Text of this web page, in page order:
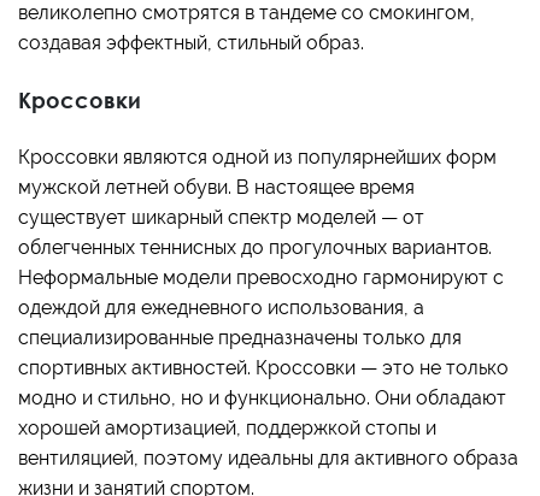
великолепно смотрятся в тандеме со смокингом,
создавая эффектный, стильный образ.
Кроссовки
Кроссовки являются одной из популярнейших форм
мужской летней обуви. В настоящее время
существует шикарный спектр моделей — от
облегченных теннисных до прогулочных вариантов.
Неформальные модели превосходно гармонируют с
одеждой для ежедневного использования, а
специализированные предназначены только для
спортивных активностей. Кроссовки — это не только
модно и стильно, но и функционально. Они обладают
хорошей амортизацией, поддержкой стопы и
вентиляцией, поэтому идеальны для активного образа
жизни и занятий спортом.